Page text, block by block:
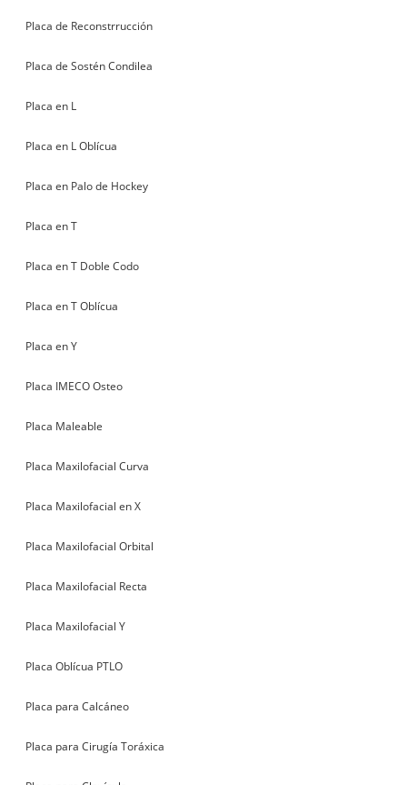
Placa de Reconstrrucción
Placa de Sostén Condilea
Placa en L
Placa en L Oblícua
Placa en Palo de Hockey
Placa en T
Placa en T Doble Codo
Placa en T Oblícua
Placa en Y
Placa IMECO Osteo
Placa Maleable
Placa Maxilofacial Curva
Placa Maxilofacial en X
Placa Maxilofacial Orbital
Placa Maxilofacial Recta
Placa Maxilofacial Y
Placa Oblícua PTLO
Placa para Calcáneo
Placa para Cirugía Toráxica